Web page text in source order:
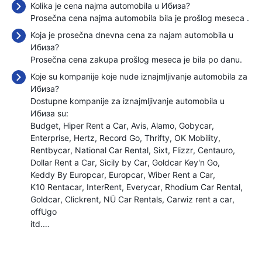
Kolika je cena najma automobila u Ибиза?
Prosečna cena najma automobila bila je prošlog meseca .
Koja je prosečna dnevna cena za najam automobila u
Ибиза?
Prosečna cena zakupa prošlog meseca je bila po danu.
Koje su kompanije koje nude iznajmljivanje automobila za
Ибиза?
Dostupne kompanije za iznajmljivanje automobila u
Ибиза su:
Budget Hiper Rent a Car Avis Alamo Gobycar
Enterprise Hertz Record Go Thrifty OK Mobility
Rentbycar National Car Rental Sixt Flizzr Centauro
Dollar Rent a Car Sicily by Car Goldcar Key'n Go
Keddy By Europcar Europcar Wiber Rent a Car
K10 Rentacar InterRent Everycar Rhodium Car Rental
Goldcar Clickrent NÜ Car Rentals Carwiz rent a car
offUgo
itd.…